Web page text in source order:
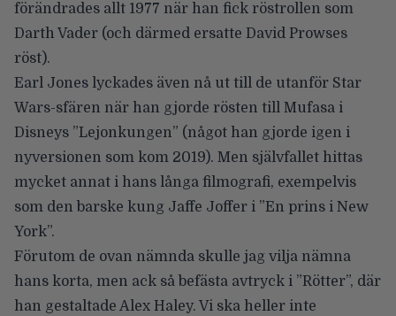
förändrades allt 1977 när han fick röstrollen som
Darth Vader (och därmed ersatte David Prowses
röst).
Earl Jones lyckades även nå ut till de utanför Star
Wars-sfären när han gjorde rösten till Mufasa i
Disneys ”Lejonkungen” (något han gjorde igen i
nyversionen som kom 2019). Men självfallet hittas
mycket annat i hans långa filmografi, exempelvis
som den barske kung Jaffe Joffer i ”En prins i New
York”.
Förutom de ovan nämnda skulle jag vilja nämna
hans korta, men ack så befästa avtryck i ”Rötter”, där
han gestaltade Alex Haley. Vi ska heller inte